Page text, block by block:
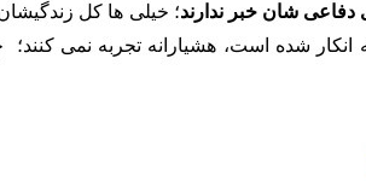
دفاعی شان خبر ندارند؛ خیلی ها کل
شده است، هشیارانه تجربه نمی